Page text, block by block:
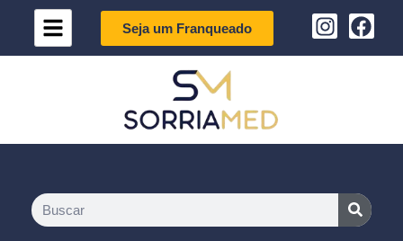
Seja um Franqueado